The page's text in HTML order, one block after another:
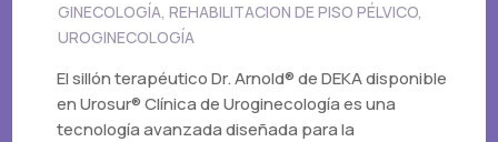
GINECOLOGÍA,REHABILITACION DE PISO PÉLVICO,
UROGINECOLOGÍA
El sillón terapéutico Dr. Arnold® de DEKA disponible
en Urosur® Clínica de Uroginecología es una
tecnología avanzada diseñada para la